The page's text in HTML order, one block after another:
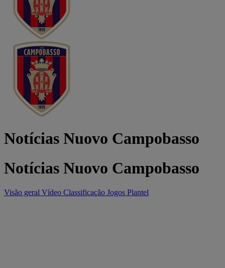
Notícias Nuovo Campobasso
Notícias Nuovo Campobasso
Visão geral Vídeo Classificação Jogos Plantel